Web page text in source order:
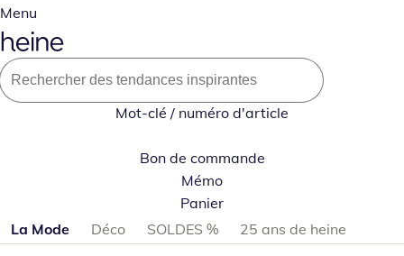
Menu
Mot-clé / numéro d'article
Bon de commande
Mémo
Panier
Passer les catégories de produits
La Mode Déco SOLDES %
25 ans de heine